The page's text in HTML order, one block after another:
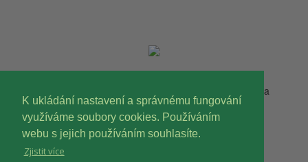
K ukládání nastavení a správnému fungování
využíváme soubory cookies. Používáním
webu s jejich používáním souhlasíte.
Zjistit více
Copyright © 2023 Devět životů, o.p.s. Všechna práva
vyhrazena.